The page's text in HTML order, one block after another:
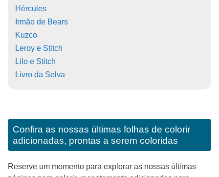
Hércules
Irmão de Bears
Kuzco
Leroy e Stitch
Lilo e Stitch
Livro da Selva
Confira as nossas últimas folhas de colorir
adicionadas, prontas a serem coloridas
Reserve um momento para explorar as nossas últimas